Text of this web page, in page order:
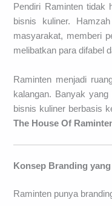
Pendiri Raminten tidak
bisnis kuliner.
masyarakat, memberi
melibatkan para difabel
Raminten menjadi
kalangan. Banyak
bisnis kuliner berbasis
The House Of
Konsep Branding
Raminten punya